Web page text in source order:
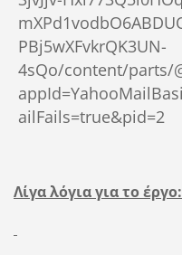
Λίγα λόγια για το έργο: